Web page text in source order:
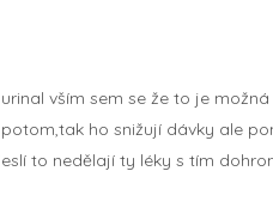
vším sem se že to je
ho snižují dávky ale
to nedělají ty léky s tím